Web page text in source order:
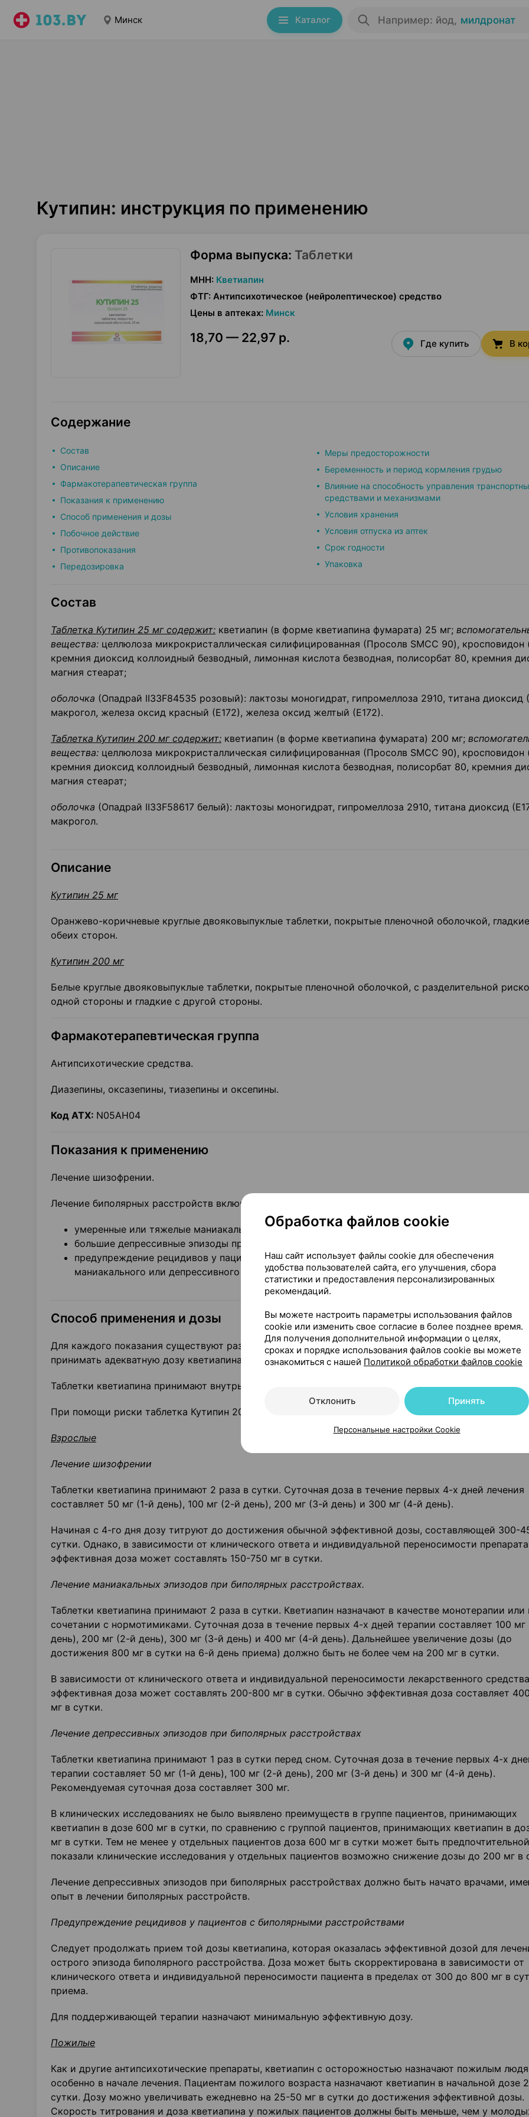
Минск Каталог Например: йод, милдронат
Кутипин: инструкция по применению
Форма выпуска: Таблетки
МНН: Кветиапин
ФТГ: Антипсихотическое (нейролептическое) средство
Цены в аптеках: Минск
18,70 — 22,97 р. Где купить В
Содержание
Состав
Описание
Фармакотерапевтическая группа
Показания к применению
Способ применения и дозы
Побочное действие
Противопоказания
Передозировка
Меры предосторожности
Беременность и период кормления грудью
Влияние на способность управления
средствами и механизмами
Условия хранения
Условия отпуска из аптек
Срок годности
Упаковка
Состав
Таблетка Кутипин 25 мг содержит: кветиапин (в форме кветиапина фумарата) 25 мг;
вещества: целлюлоза микрокристаллическая силифицированная (Просолв SMCC 90), кросповидон
кремния диоксид коллоидный безводный, лимонная кислота безводная, полисорбат 80, кремния
магния стеарат;
оболочка (Опадрай II33F84535 розовый): лактозы моногидрат, гипромеллоза 2910, титана диоксид
макрогол, железа оксид красный (Е172), железа оксид желтый (Е172).
Таблетка Кутипин 200 мг содержит: кветиапин (в форме кветиапина фумарата) 200 мг;
вещества: целлюлоза микрокристаллическая силифицированная (Просолв SMCC 90), кросповидон
кремния диоксид коллоидный безводный, лимонная кислота безводная, полисорбат 80, кремния
магния стеарат;
оболочка (Опадрай II33F58617 белый): лактозы моногидрат, гипромеллоза 2910, титана диоксид
макрогол.
Описание
Кутипин 25 мг
Оранжево-коричневые круглые двояковыпуклые таблетки, покрытые пленочной оболочкой,
обеих сторон.
Кутипин 200 мг
Белые круглые двояковыпуклые таблетки, покрытые пленочной оболочкой, с разделительной
одной стороны и гладкие с другой стороны.
Фармакотерапевтическая группа
Антипсихотические средства.
Диазепины, оксазепины, тиазепины и оксепины.
Код АТХ: N05AH04
Показания к применению
Лечение шизофрении.
Лечение биполярных расстройств включая:
умеренные или тяжелые маниакальные эпизоды при биполярных расстройствах;
большие депрессивные эпизоды при биполярных расстройствах;
предупреждение рецидивов у пациентов с биполярными расстройствами, у которых при
маниакального или депрессивного эпизода был отмечен эффект при применении кветиапина.
Способ применения и дозы
Для каждого показания существуют различные схемы дозирования кветиапина. Пациент должен
принимать адекватную дозу кветиапина, соответствующую его состоянию.
Таблетки кветиапина принимают внутрь, независимо от приема пищи.
При помощи риски таблетка Кутипин 200 может быть поделена на равные дозы.
Взрослые
Лечение шизофрении
Таблетки кветиапина принимают 2 раза в сутки. Суточная доза в течение первых 4-х дней лечения
составляет 50 мг (1-й день), 100 мг (2-й день), 200 мг (3-й день) и 300 мг (4-й день).
Начиная с 4-го дня дозу титруют до достижения обычной эффективной дозы, составляющей 300-
сутки. Однако, в зависимости от клинического ответа и индивидуальной переносимости
эффективная доза может составлять 150-750 мг в сутки.
Лечение маниакальных эпизодов при биполярных расстройствах.
Таблетки кветиапина принимают 2 раза в сутки. Кветиапин назначают в качестве монотерапии или
сочетании с нормотимиками. Суточная доза в течение первых 4-х дней терапии составляет 100 мг
день), 200 мг (2-й день), 300 мг (3-й день) и 400 мг (4-й день). Дальнейшее увеличение дозы (до
достижения 800 мг в сутки на 6-й день приема) должно быть не более чем на 200 мг в сутки.
В зависимости от клинического ответа и индивидуальной переносимости лекарственного
эффективная доза может составлять 200-800 мг в сутки. Обычно эффективная доза составляет
мг в сутки.
Лечение депрессивных эпизодов при биполярных расстройствах
Таблетки кветиапина принимают 1 раз в сутки перед сном. Суточная доза в течение первых 4-х
терапии составляет 50 мг (1-й день), 100 мг (2-й день), 200 мг (3-й день) и 300 мг (4-й день).
Рекомендуемая суточная доза составляет 300 мг.
В клинических исследованиях не было выявлено преимуществ в группе пациентов, принимающих
кветиапин в дозе 600 мг в сутки, по сравнению с группой пациентов, принимающих кветиапин в
мг в сутки. Тем не менее у отдельных пациентов доза 600 мг в сутки может быть
показали клинические исследования у отдельных пациентов возможно снижение дозы до 200 мг в
Лечение депрессивных эпизодов при биполярных расстройствах должно быть начато врачами,
опыт в лечении биполярных расстройств.
Предупреждение рецидивов у пациентов с биполярными расстройствами
Следует продолжать прием той дозы кветиапина, которая оказалась эффективной дозой для
острого эпизода биполярного расстройства. Доза может быть скорректирована в зависимости от
клинического ответа и индивидуальной переносимости пациента в пределах от 300 до 800 мг в
приема.
Для поддерживающей терапии назначают минимальную эффективную дозу.
Пожилые
Как и другие антипсихотические препараты, кветиапин с осторожностью назначают пожилым
особенно в начале лечения. Пациентам пожилого возраста назначают кветиапин в начальной дозе
сутки. Дозу можно увеличивать ежедневно на 25-50 мг в сутки до достижения эффективной дозы.
Скорость титрования и доза кветиапина у пожилых пациентов должны быть меньше, чем у
Обработка файлов cookie
Наш сайт использует файлы cookie для обеспечения
удобства пользователей сайта, его улучшения, сбора
статистики и предоставления персонализированных
рекомендаций.
Вы можете настроить параметры использования файлов
cookie или изменить свое согласие в более позднее время.
Для получения дополнительной информации о целях,
сроках и порядке использования файлов cookie вы можете
ознакомиться с нашей Политикой обработки файлов cookie
Отклонить Принять
Персональные настройки Cookie